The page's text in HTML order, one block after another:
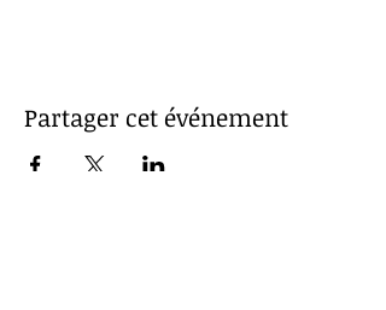
Partager cet événement